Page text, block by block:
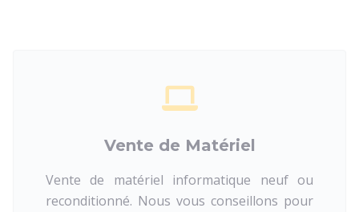
Vente de Matériel
Vente de matériel informatique neuf ou
reconditionné. Nous vous conseillons pour